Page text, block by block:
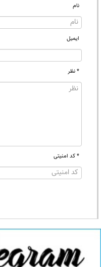
نام
ایمیل
* نظر
* کد امنیتی